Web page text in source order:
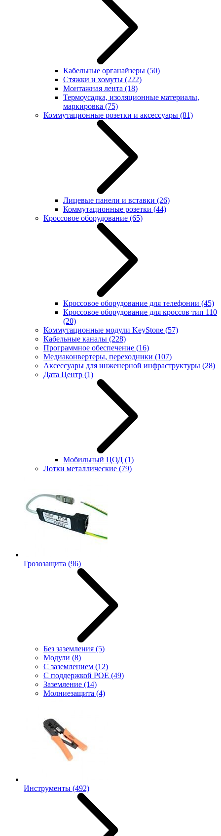
Кабельные органайзеры (50)
Стяжки и хомуты (222)
Монтажная лента (18)
Термоусадка, изоляционные материалы,
маркировка (75)
Коммутационные розетки и аксессуары (81)
Лицевые панели и вставки (26)
Коммутационные розетки (44)
Кроссовое оборудование (65)
Кроссовое оборудование для телефонии (45)
Кроссовое оборудование для кроссов тип 110
(20)
Коммутационные модули KeyStone (57)
Кабельные каналы (228)
Программное обеспечение (16)
Медиаконвертеры, переходники (107)
Аксессуары для инженерной инфраструктуры (28)
Дата Центр (1)
Мобильный ЦОД (1)
Лотки металлические (79)
Грозозащита (96)
Без заземления (5)
Модули (8)
С заземлением (12)
С поддержкой POE (49)
Заземление (14)
Молниезащита (4)
Инструменты (492)